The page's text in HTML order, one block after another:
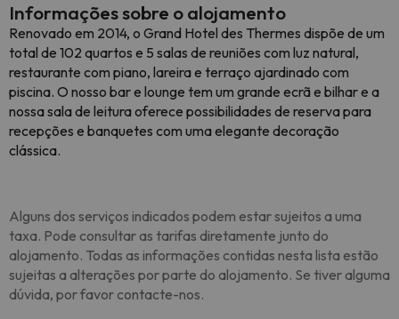
Informações sobre o alojamento
Renovado em 2014, o Grand Hotel des Thermes dispõe de um
total de 102 quartos e 5 salas de reuniões com luz natural,
restaurante com piano, lareira e terraço ajardinado com
piscina. O nosso bar e lounge tem um grande ecrã e bilhar e a
nossa sala de leitura oferece possibilidades de reserva para
recepções e banquetes com uma elegante decoração
clássica.
Alguns dos serviços indicados podem estar sujeitos a uma
taxa. Pode consultar as tarifas diretamente junto do
alojamento. Todas as informações contidas nesta lista estão
sujeitas a alterações por parte do alojamento. Se tiver alguma
dúvida, por favor contacte-nos.